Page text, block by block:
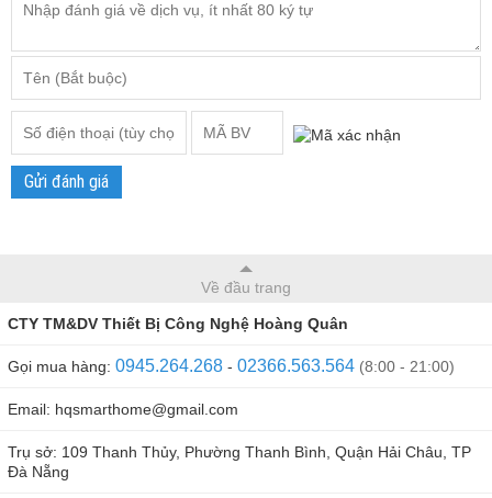
Vào ban đêm hoặc trong điều kiện thiếu ánh sáng, camera
sẽ tự động bật đèn giúp camera có thể ghi hình liên tục và
không bỏ lỡ chi tiết nào.
Gửi đánh giá
Về đầu trang
CTY TM&DV Thiết Bị Công Nghệ Hoàng Quân
Gọi mua hàng: 0945.264.268 - 02366.563.564 (8:00 - 21:00)
Email: hqsmarthome@gmail.com
Trụ sở: 109 Thanh Thủy, Phường Thanh Bình, Quận Hải Châu, TP
Đà Nẵng